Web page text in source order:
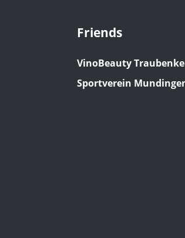
Friends
VinoBeauty
Sportverein